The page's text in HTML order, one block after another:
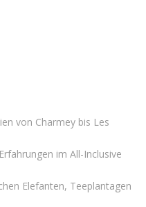
von Charmey bis Les
im All-Inclusive
Elefanten, Teeplantagen